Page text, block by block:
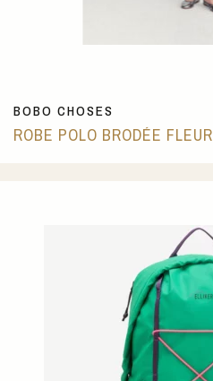
BOBO CHOSES
ROBE POLO BRODÉE FLEUR